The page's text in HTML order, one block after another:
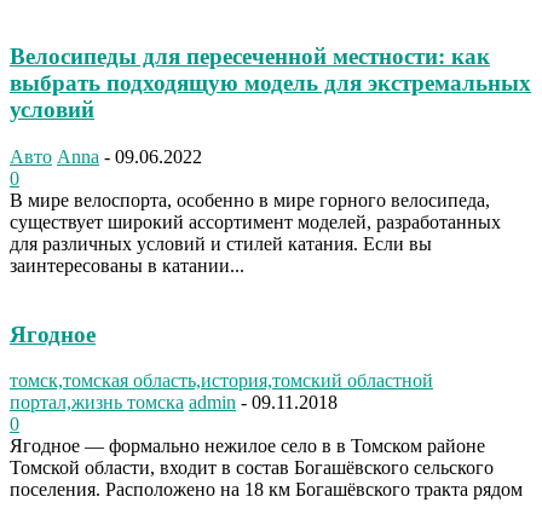
Велосипеды для пересеченной местности: как
выбрать подходящую модель для экстремальных
условий
Авто Anna - 09.06.2022
0
В мире велоспорта, особенно в мире горного велосипеда,
существует широкий ассортимент моделей, разработанных
для различных условий и стилей катания. Если вы
заинтересованы в катании...
Ягодное
томск,томская область,история,томский областной
портал,жизнь томска admin - 09.11.2018
0
Ягодное — формально нежилое село в в Томском районе
Томской области, входит в состав Богашёвского сельского
поселения. Расположено на 18 км Богашёвского тракта рядом